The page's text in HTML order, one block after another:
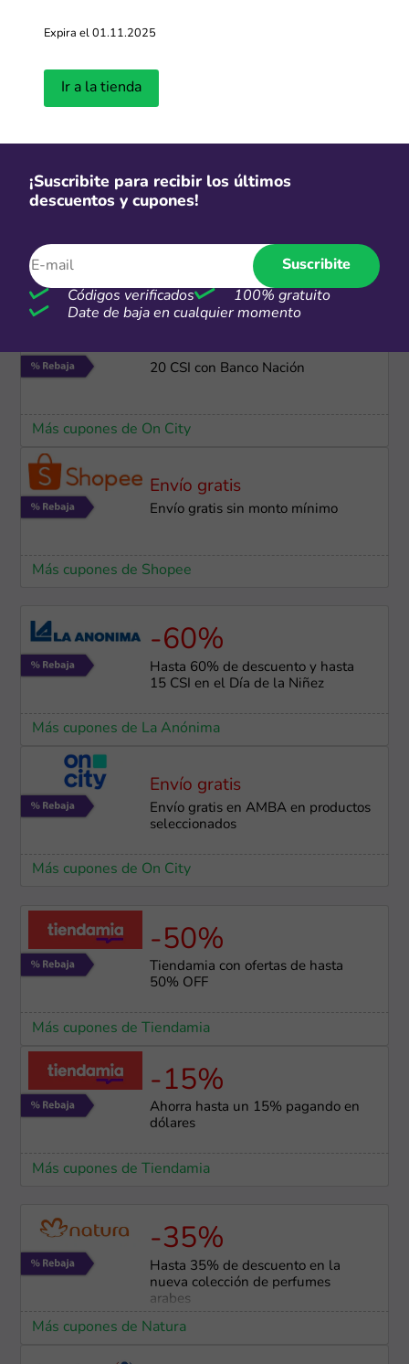
Envío gratis en compras mayores a
-10%
10% de descuento el registrarte en
Más cupones de YesStyle
20 CSI con Banco Nación
Más cupones de On City
Envío gratis
Envío gratis sin monto mínimo
Más cupones de Shopee
-60%
Hasta 60% de descuento y hasta
15 CSI en el Día de la Niñez
Más cupones de La Anónima
Envío gratis
Envío gratis en AMBA en productos
seleccionados
Más cupones de On City
-50%
Tiendamia con ofertas de hasta
50% OFF
Más cupones de Tiendamia
-15%
Ahorra hasta un 15% pagando en
dólares
Más cupones de Tiendamia
-35%
Hasta 35% de descuento en la
nueva colección de perfumes
arabes
Más cupones de Natura
Expira el 01.11.2025
Ir a la tienda
¡Suscribite para recibir los últimos
descuentos y cupones!
Suscribite
Códigos verificados
100% gratuito
Date de baja en cualquier momento